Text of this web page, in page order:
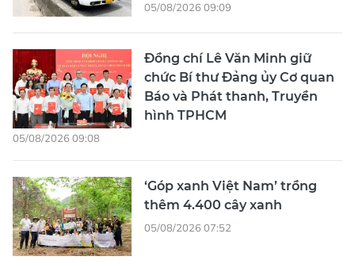
05/08/2026 09:09
Đồng chí Lê Văn Minh giữ
chức Bí thư Đảng ủy Cơ quan
Báo và Phát thanh, Truyền
hình TPHCM
05/08/2026 09:08
‘Góp xanh Việt Nam’ trồng
thêm 4.400 cây xanh
05/08/2026 07:52